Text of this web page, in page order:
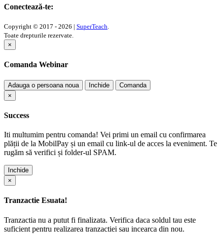
Conectează-te:
Copyright © 2017 - 2026 | SuperTeach.
Toate drepturile rezervate.
×
Comanda Webinar
Adauga o persoana noua Inchide
Comanda
×
Success
Iti multumim pentru comanda! Vei primi un email cu confirmarea
plății de la MobilPay și un email cu link-ul de acces la eveniment. Te
rugăm să verifici și folder-ul SPAM.
Inchide
×
Tranzactie Esuata!
Tranzactia nu a putut fi finalizata. Verifica daca soldul tau este
suficient pentru realizarea tranzactiei sau incearca din nou.